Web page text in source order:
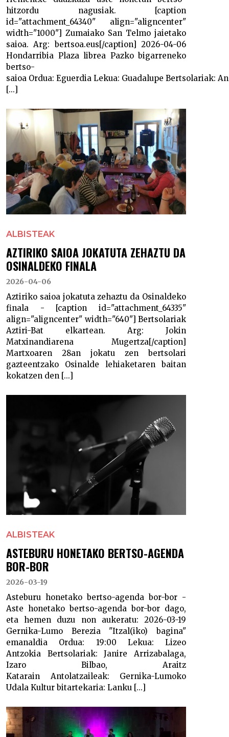
hitzordu nagusiak. [caption
id="attachment_64340" align="aligncenter"
width="1000"] Zumaiako San Telmo jaietako
saioa. Arg: bertsoa.eus[/caption] 2026-04-06
Hondarribia Plaza librea Pazko bigarreneko
bertso-
saioa Ordua: Eguerdia Lekua: Guadalupe Bertsolariak:
[...]
ALBISTEAK
AZTIRIKO SAIOA JOKATUTA ZEHAZTU DA
OSINALDEKO FINALA
2026-04-06
Aztiriko saioa jokatuta zehaztu da Osinaldeko
finala - [caption id="attachment_64335"
align="aligncenter" width="640"] Bertsolariak
Aztiri-Bat elkartean. Arg: Jokin
Matxinandiarena Mugertza[/caption]
Martxoaren 28an jokatu zen bertsolari
gazteentzako Osinalde lehiaketaren baitan
kokatzen den [...]
ALBISTEAK
ASTEBURU HONETAKO BERTSO-AGENDA
BOR-BOR
2026-03-19
Asteburu honetako bertso-agenda bor-bor -
Aste honetako bertso-agenda bor-bor dago,
eta hemen duzu non aukeratu: 2026-03-19
Gernika-Lumo Berezia "Itzal(iko) bagina"
emanaldia Ordua: 19:00 Lekua: Lizeo
Antzokia Bertsolariak: Janire Arrizabalaga,
Izaro Bilbao, Araitz
Katarain Antolatzaileak: Gernika-Lumoko
Udala Kultur bitartekaria: Lanku [...]